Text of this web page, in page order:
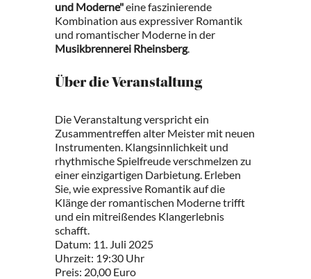
und Moderne"eine faszinierende
Kombination aus expressiver Romantik
und romantischer Moderne in der
Musikbrennerei Rheinsberg.
Über die Veranstaltung
Die Veranstaltung verspricht ein
Zusammentreffen alter Meister mit neuen
Instrumenten. Klangsinnlichkeit und
rhythmische Spielfreude verschmelzen zu
einer einzigartigen Darbietung. Erleben
Sie, wie expressive Romantik auf die
Klänge der romantischen Moderne trifft
und ein mitreißendes Klangerlebnis
schafft.
Datum: 11. Juli 2025
Uhrzeit: 19:30 Uhr
Preis: 20,00 Euro